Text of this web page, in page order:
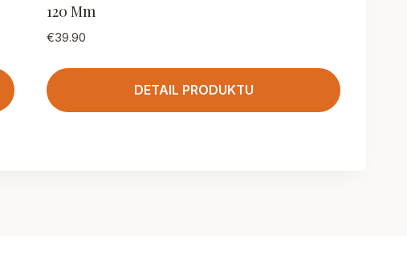
120 Mm
€39.90
DETAIL PRODUKTU